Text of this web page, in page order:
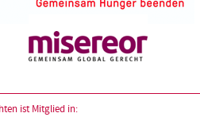
ist Mitglied in: